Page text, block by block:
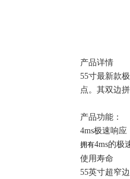
产品详情
55寸最新款
点。其双边
产品功能：
4ms极速响应
拥有4ms的极
使用寿命
55英寸超窄